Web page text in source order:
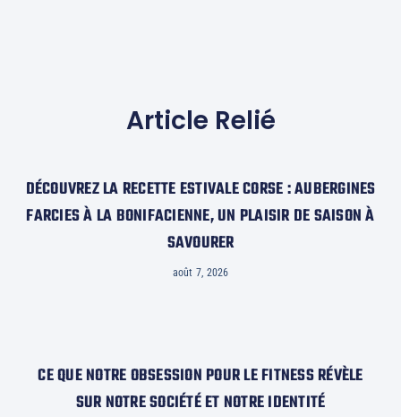
Article Relié
DÉCOUVREZ LA RECETTE ESTIVALE CORSE : AUBERGINES
FARCIES À LA BONIFACIENNE, UN PLAISIR DE SAISON À
SAVOURER
août 7, 2026
CE QUE NOTRE OBSESSION POUR LE FITNESS RÉVÈLE
SUR NOTRE SOCIÉTÉ ET NOTRE IDENTITÉ